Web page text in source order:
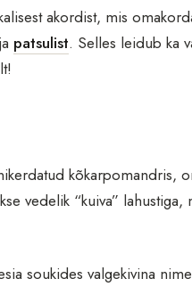
akordist, mis
patsulist. Selles leidub ka
kõkarpomandris,
vedelik “kuiva”
soukides valgekivina